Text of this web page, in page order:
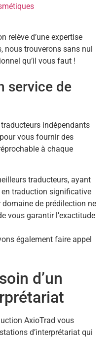
relève d’une expertise
nous trouverons sans nul
qu’il vous faut !
service de
indépendants
vous fournir des
à chaque
traducteurs, ayant
traduction significative
domaine de prédilection ne
vous garantir l’exactitude
également faire appel
d’un
AxioTrad vous
d’interprétariat qui